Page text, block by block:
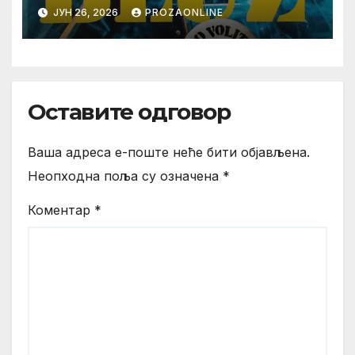
Beograd 2026)
ЈУН 26, 2026 PROZAONLINE
Оставите одговор
Ваша адреса е-поште неће бити објављена.
Неопходна поља су означена *
Коментар *